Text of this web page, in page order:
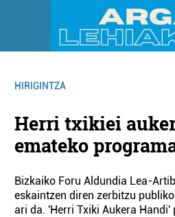
HIRIGINTZA
Herri txikiei
emateko
Bizkaiko Foru Aldundia Lea-
eskaintzen diren zerbitzu
ari da. 'Herri Txiki Aukera